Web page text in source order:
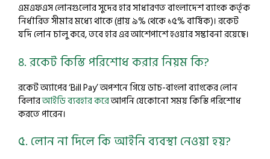
এমএফএস লোনগুলোর সুদের হার সাধারণত বাংলাদেশ ব্যাংক কর্তৃক
নির্ধারিত সীমার মধ্যে থাকে (প্রায় ৯% থেকে ১৫% বার্ষিক)। রকেট
যদি লোন চালু করে, তবে হার এর আশেপাশে হওয়ার সম্ভাবনা রয়েছে।
৪. রকেট কিস্তি পরিশোধ করার নিয়ম কি?
রকেট অ্যাপের ‘Bill Pay’ অপশনে গিয়ে ডাচ-বাংলা ব্যাংকের লোন
বিলারআইডি ব্যবহার করেআপনি যেকোনো সময় কিস্তি পরিশোধ
করতে পারেন।
৫. লোন না দিলে কি আইনি ব্যবস্থা নেওয়া হয়?